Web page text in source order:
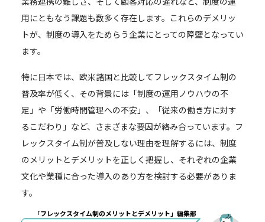
用にともなう課題も数多く存在します。これらのデメリッ
トが、制度の導入をためらう企業にとっての障壁となってい
ます。
特に日本では、欧米諸国と比較してフレックスタイム制の
普及率が低く、その背景には「制度の運用ノウハウの不
足」や「労働時間管理への不安」、「従来の働き方に対す
るこだわり」など、さまざまな要因が絡み合っています。フ
レックスタイム制が普及しない理由を理解するには、制度
のメリットとデメリットを正しく把握し、それぞれの企業
文化や業種に合った導入のあり方を検討する必要がありま
す。
「フレックスタイム制のメリットとデメリット」編集部